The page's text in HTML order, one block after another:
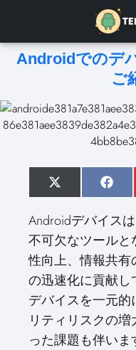
Androidでのデ
ご
S
h
r
e
o
n
X
(
w
i
t
t
e
r
)
S
h
r
e
o
n
F
a
e
b
o
o
k
Androidデバイス
不可欠なツール
性向上、情報共
の迅速化に貢献
デバイスを一元
リティリスクの
った課題も伴い